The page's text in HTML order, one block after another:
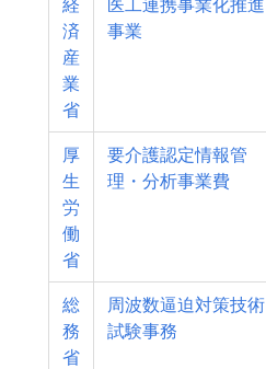
経
済
産
業
省
医工連携事業化推進
事業
厚
生
労
働
省
要介護認定情報管
理・分析事業費
総
務
省
周波数逼迫対策技術
試験事務